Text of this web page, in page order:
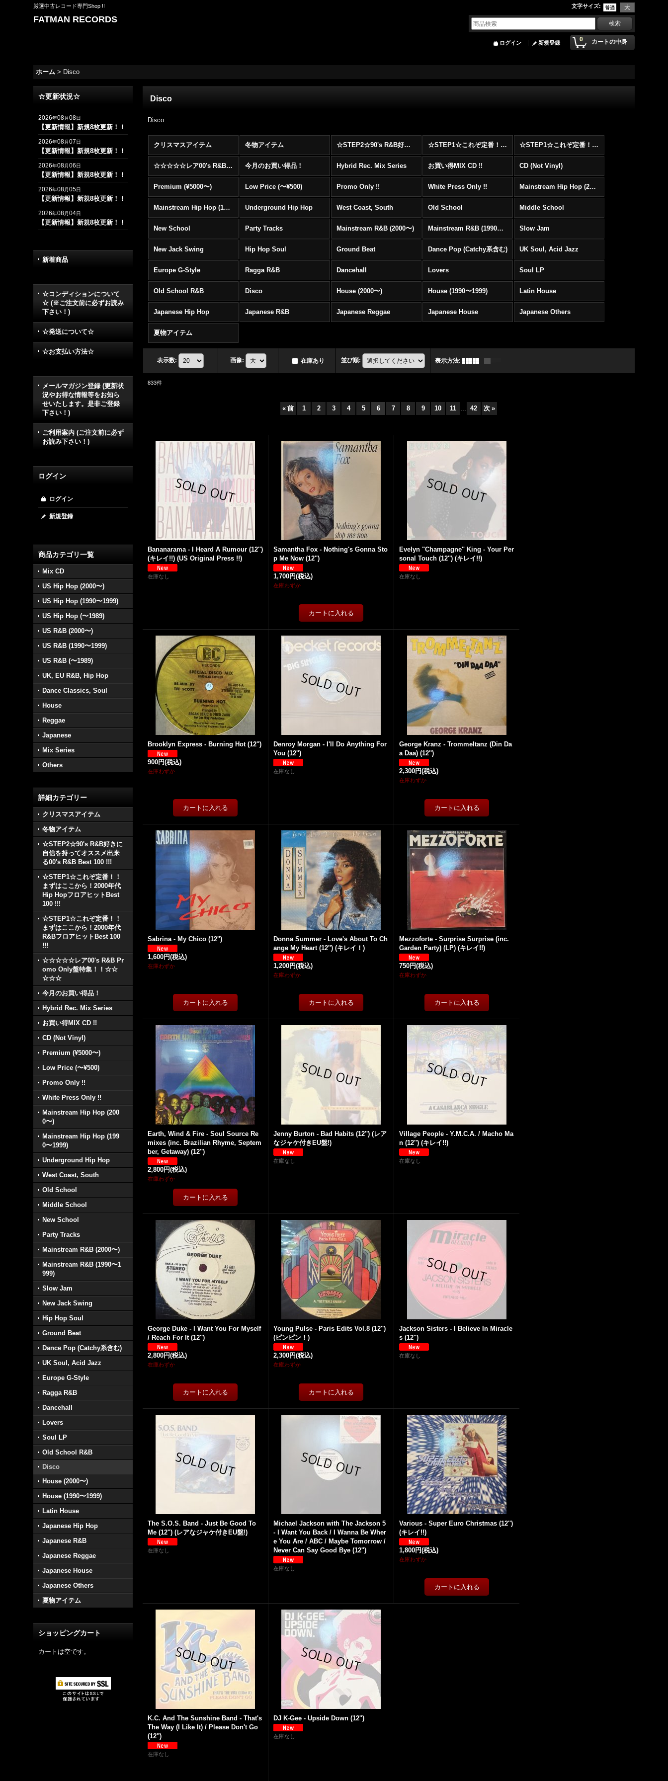
厳選中古レコード専門Shop !! 文字サイズ:
FATMAN RECORDS
0 カートの中身
ログイン 新規登録
ホーム > Disco
☆更新状況☆
2026年08月08日
【更新情報】新規8枚更新！！
2026年08月07日
【更新情報】新規8枚更新！！
2026年08月06日
【更新情報】新規8枚更新！！
2026年08月05日
【更新情報】新規8枚更新！！
2026年08月04日
【更新情報】新規8枚更新！！
新着商品
☆コンディションについて
☆ (※ご注文前に必ずお読み
下さい！)
☆発送について☆
☆お支払い方法☆
メールマガジン登録 (更新状
況やお得な情報等をお知ら
せいたします。是非ご登録
下さい！)
ご利用案内 (ご注文前に必ず
お読み下さい！)
ログイン
ログイン
新規登録
商品カテゴリ一覧
Mix CD
US Hip Hop (2000〜)
US Hip Hop (1990〜1999)
US Hip Hop (〜1989)
US R&B (2000〜)
US R&B (1990〜1999)
US R&B (〜1989)
UK, EU R&B, Hip Hop
Dance Classics, Soul
House
Reggae
Japanese
Mix Series
Others
詳細カテゴリー
クリスマスアイテム
冬物アイテム
☆STEP2☆90's R&B好きに
自信を持ってオススメ出来
る00's R&B Best 100 !!!
☆STEP1☆これぞ定番！！
まずはここから！2000年代
Hip HopフロアヒットBest
100 !!!
☆STEP1☆これぞ定番！！
まずはここから！2000年代
R&BフロアヒットBest 100
!!!
☆☆☆☆☆レア00's R&B Pr
omo Only盤特集！！☆☆
☆☆☆
今月のお買い得品！
Hybrid Rec. Mix Series
お買い得MIX CD !!
CD (Not Vinyl)
Premium (¥5000〜)
Low Price (〜¥500)
Promo Only !!
White Press Only !!
Mainstream Hip Hop (200
0〜)
Mainstream Hip Hop (199
0〜1999)
Underground Hip Hop
West Coast, South
Old School
Middle School
New School
Party Tracks
Mainstream R&B (2000〜)
Mainstream R&B (1990〜1
999)
Slow Jam
New Jack Swing
Hip Hop Soul
Ground Beat
Dance Pop (Catchy系含む)
UK Soul, Acid Jazz
Europe G-Style
Ragga R&B
Dancehall
Lovers
Soul LP
Old School R&B
Disco
House (2000〜)
House (1990〜1999)
Latin House
Japanese Hip Hop
Japanese R&B
Japanese Reggae
Japanese House
Japanese Others
夏物アイテム
ショッピングカート
カートは空です。
Disco
Disco
クリスマスアイテム 冬物アイテム ☆STEP2☆90's R&B好きに自信を持ってオススメ出来る00's R&B Best 100 !!! ☆STEP1☆これぞ定番！！まずはここから！2000年代Hip HopフロアヒットBest 100 !!! ☆STEP1☆これぞ定番！！まずはここから！2000年代R&BフロアヒットBest 100 !!!
☆☆☆☆☆レア00's R&B Promo Only盤特集！！☆☆☆☆☆ 今月のお買い得品！ Hybrid Rec. Mix Series お買い得MIX CD !! CD (Not Vinyl)
Premium (¥5000〜) Low Price (〜¥500) Promo Only !! White Press Only !! Mainstream Hip Hop (2000〜)
Mainstream Hip Hop (1990〜1999) Underground Hip Hop West Coast, South Old School Middle School
New School Party Tracks Mainstream R&B (2000〜) Mainstream R&B (1990〜1999) Slow Jam
New Jack Swing Hip Hop Soul Ground Beat Dance Pop (Catchy系含む) UK Soul, Acid Jazz
Europe G-Style Ragga R&B Dancehall Lovers Soul LP
Old School R&B Disco House (2000〜) House (1990〜1999) Latin House
Japanese Hip Hop Japanese R&B Japanese Reggae Japanese House Japanese Others
夏物アイテム
表示数: 画像: 在庫あり 並び順: 表示方法:
833件
« 前 1 2 3 4 5 6 7 8 9 10 11 ... 42 次 »
Bananarama - I Heard A Rumour (12'')
(キレイ!!) (US Original Press !!)
在庫なし
Samantha Fox - Nothing's Gonna Sto
p Me Now (12'')
1,700円(税込)
在庫わずか
Evelyn "Champagne" King - Your Per
sonal Touch (12'') (キレイ!!)
在庫なし
Brooklyn Express - Burning Hot (12'')
900円(税込)
在庫わずか
Denroy Morgan - I'll Do Anything For
You (12'')
在庫なし
George Kranz - Trommeltanz (Din Da
a Daa) (12'')
2,300円(税込)
在庫わずか
Sabrina - My Chico (12'')
1,600円(税込)
在庫わずか
Donna Summer - Love's About To Ch
ange My Heart (12'') (キレイ！)
1,200円(税込)
在庫わずか
Mezzoforte - Surprise Surprise (inc.
Garden Party) (LP) (キレイ!!)
750円(税込)
在庫わずか
Earth, Wind & Fire - Soul Source Re
mixes (inc. Brazilian Rhyme, Septem
ber, Getaway) (12'')
2,800円(税込)
在庫わずか
Jenny Burton - Bad Habits (12'') (レア
なジャケ付きEU盤!)
在庫なし
Village People - Y.M.C.A. / Macho Ma
n (12'') (キレイ!!)
在庫なし
George Duke - I Want You For Myself
/ Reach For It (12'')
2,800円(税込)
在庫わずか
Young Pulse - Paris Edits Vol.8 (12'')
(ピンピン！)
2,300円(税込)
在庫わずか
Jackson Sisters - I Believe In Miracle
s (12'')
在庫なし
The S.O.S. Band - Just Be Good To
Me (12'') (レアなジャケ付きEU盤!)
在庫なし
Michael Jackson with The Jackson 5
- I Want You Back / I Wanna Be Wher
e You Are / ABC / Maybe Tomorrow /
Never Can Say Good Bye (12'')
在庫なし
Various - Super Euro Christmas (12'')
(キレイ!!)
1,800円(税込)
在庫わずか
K.C. And The Sunshine Band - That's
The Way (I Like It) / Please Don't Go
(12'')
在庫なし
DJ K-Gee - Upside Down (12'')
在庫なし